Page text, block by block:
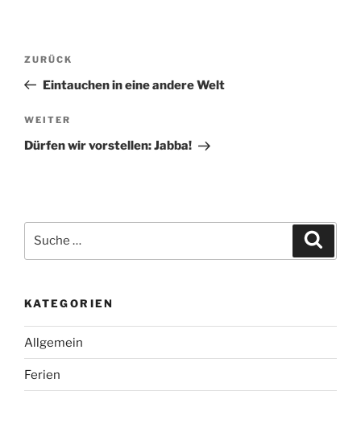
Beitragsnavigation
Vorheriger
Beitrag
ZURÜCK
Eintauchen in eine andere Welt
Nächster
Beitrag
WEITER
Dürfen wir vorstellen: Jabba!
nach:
KATEGORIEN
Allgemein
Ferien